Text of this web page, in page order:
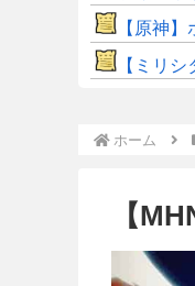
【原神】
【ミリシ
ホーム
【